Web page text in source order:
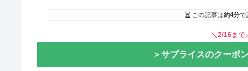
この記事は約4分で
＼2/16まで
＞サプライスのクーポ